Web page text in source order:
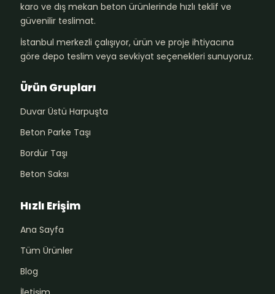
karo ve dış mekan beton ürünlerinde hızlı teklif ve
güvenilir teslimat.
İstanbul merkezli çalışıyor, ürün ve proje ihtiyacına
göre depo teslim veya sevkiyat seçenekleri sunuyoruz.
Ürün Grupları
Duvar Üstü Harpuşta
Beton Parke Taşı
Bordür Taşı
Beton Saksı
Hızlı Erişim
Ana Sayfa
Tüm Ürünler
Blog